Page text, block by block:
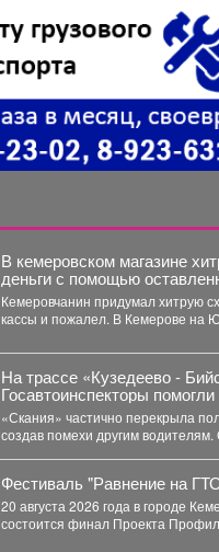
В кемеровском магазине
деньги с помощью
Кемеровчанин придумал хитрую
кассы и пожалел. В Кемерове на Южном
На трассе «Кузедеево -
Госавтоинспекторы
застрявшего в кювете
«Скания» частично перекрыла
создав помехи другим водителям.
Фестиваль "Равнение на
20 августа 2026 года в городе
состоится финал Проекта